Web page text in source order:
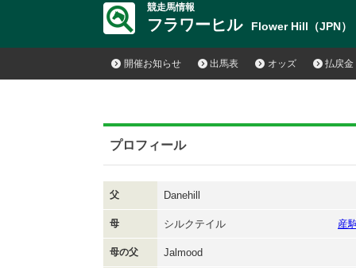
競走馬情報
フラワーヒル Flower Hill（JPN）
開催お知らせ 出馬表 オッズ 払戻金
プロフィール
父 Danehill
母 シルクテイル 産
母の父 Jalmood